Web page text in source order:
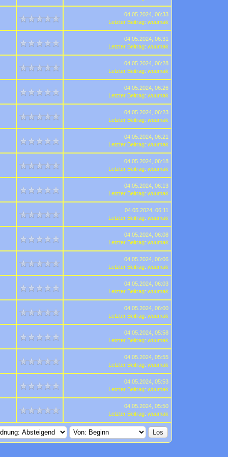
04.05.2024, 06:33
Letzter Beitrag:wuumak
04.05.2024, 06:31
Letzter Beitrag:wuumak
04.05.2024, 06:28
Letzter Beitrag:wuumak
04.05.2024, 06:26
Letzter Beitrag:wuumak
04.05.2024, 06:23
Letzter Beitrag:wuumak
04.05.2024, 06:21
Letzter Beitrag:wuumak
04.05.2024, 06:18
Letzter Beitrag:wuumak
04.05.2024, 06:13
Letzter Beitrag:wuumak
04.05.2024, 06:11
Letzter Beitrag:wuumak
04.05.2024, 06:08
Letzter Beitrag:wuumak
04.05.2024, 06:06
Letzter Beitrag:wuumak
04.05.2024, 06:03
Letzter Beitrag:wuumak
04.05.2024, 06:00
Letzter Beitrag:wuumak
04.05.2024, 05:58
Letzter Beitrag:wuumak
04.05.2024, 05:55
Letzter Beitrag:wuumak
04.05.2024, 05:53
Letzter Beitrag:wuumak
04.05.2024, 05:50
Letzter Beitrag:wuumak